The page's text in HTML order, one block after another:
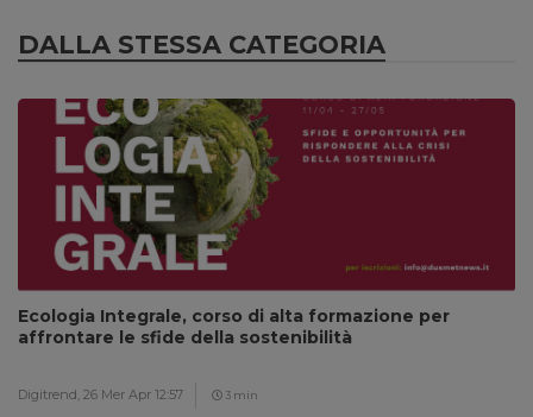
DALLA STESSA CATEGORIA
Ecologia Integrale, corso di alta formazione per
affrontare le sfide della sostenibilità
Digitrend, 26 Mer Apr 12:57 3 min